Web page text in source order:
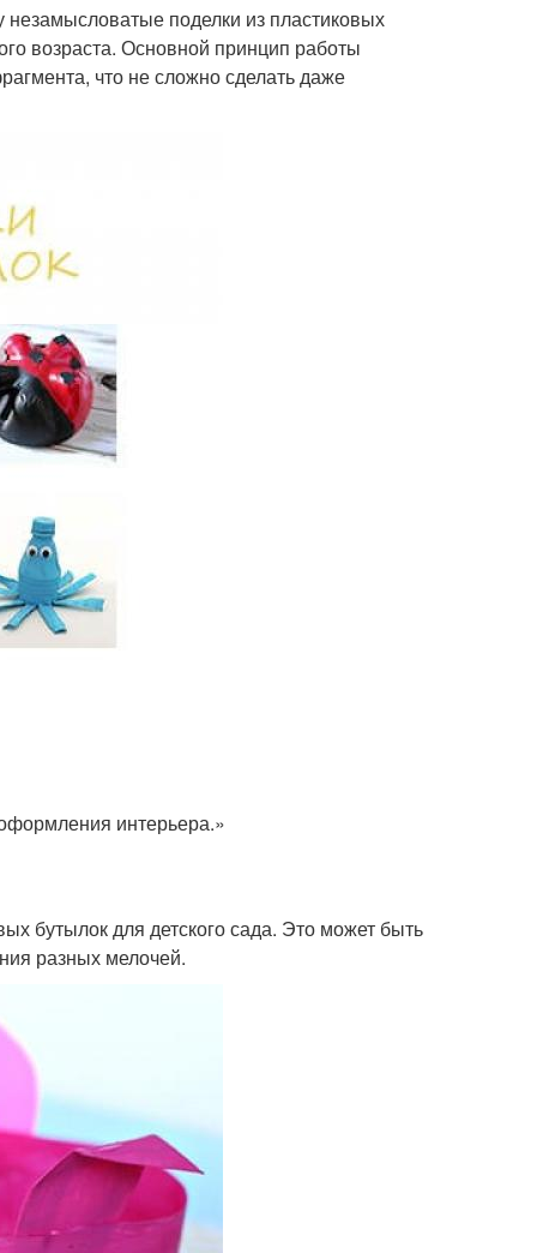
поделки из пластиковых
возраста. Основной принцип работы
что не сложно сделать даже
интерьера.»
бутылок для детского сада. Это может быть
разных мелочей.